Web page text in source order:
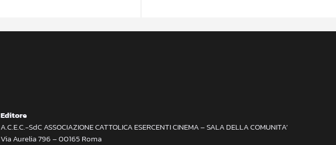
Editore
A.C.E.C.-SdC ASSOCIAZIONE CATTOLICA ESERCENTI CINEMA – SALA DELLA COMUNITA’
Via Aurelia 796 – 00165 Roma